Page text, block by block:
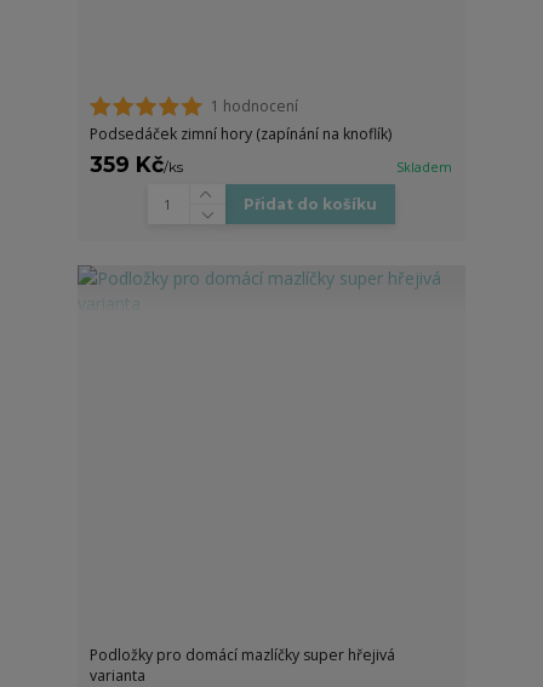
1 hodnocení
Podsedáček zimní hory (zapínání na knoflík)
359 Kč/ks Skladem
Přidat do košíku
Podložky pro domácí mazlíčky super hřejivá
varianta